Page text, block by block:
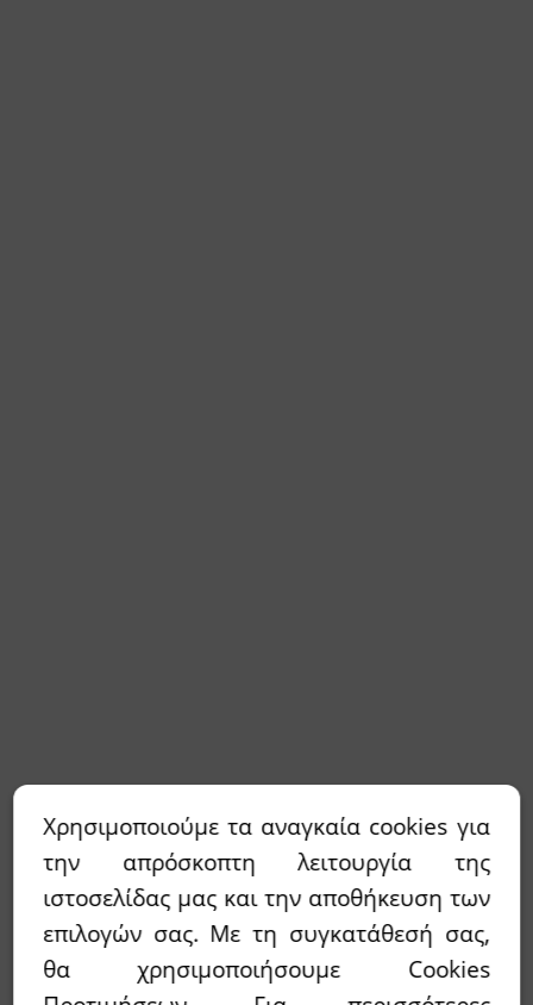
Χρησιμοποιούμε τα αναγκαία cookies για
την απρόσκοπτη λειτουργία της
ιστοσελίδας μας και την αποθήκευση των
επιλογών σας. Με τη συγκατάθεσή σας,
θα χρησιμοποιήσουμε Cookies